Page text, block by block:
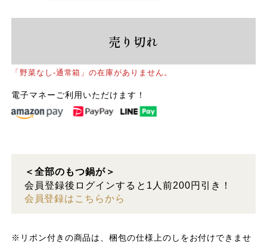
売り切れ
「野菜なし-通常箱」の在庫がありません。
電子マネーご利用いただけます！
＜全部のもつ鍋が＞
会員登録後ログインすると1人前200円引き！
会員登録はこちらから
※リボン付きの商品は、梱包の仕様上のしをお付けできませ